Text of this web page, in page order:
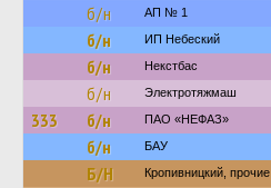
б/н АП № 1
б/н ИП Небеский
б/н Некстбас
б/н Электротяжмаш
333 б/н ПАО «НЕФАЗ»
б/н БАУ
Б/Н Кропивницкий, прочие